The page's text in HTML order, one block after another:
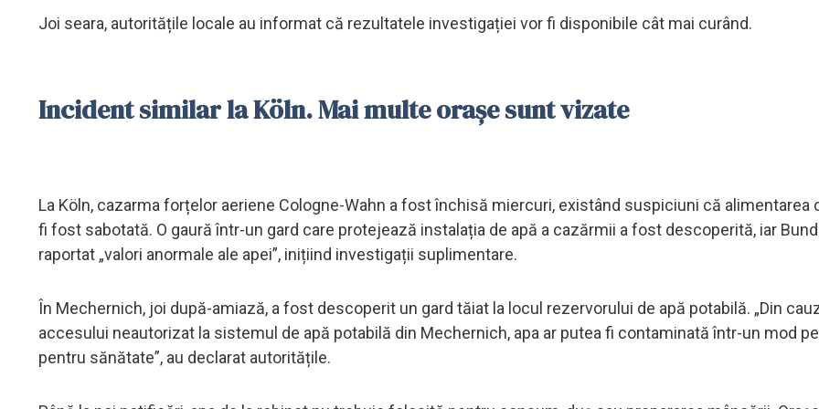
Joi seara, autoritățile locale au informat că rezultatele investigației vor fi disponibile cât mai curând.
Incident similar la Köln. Mai multe orașe sunt vizate
La Köln, cazarma forțelor aeriene Cologne-Wahn a fost închisă miercuri, existând suspiciuni că alimentarea
fi fost sabotată. O gaură într-un gard care protejează instalația de apă a cazărmii a fost descoperită, iar
raportat „valori anormale ale apei”, inițiind investigații suplimentare.
În Mechernich, joi după-amiază, a fost descoperit un gard tăiat la locul rezervorului de apă potabilă. „Din
accesului neautorizat la sistemul de apă potabilă din Mechernich, apa ar putea fi contaminată într-un mod
pentru sănătate”, au declarat autoritățile.